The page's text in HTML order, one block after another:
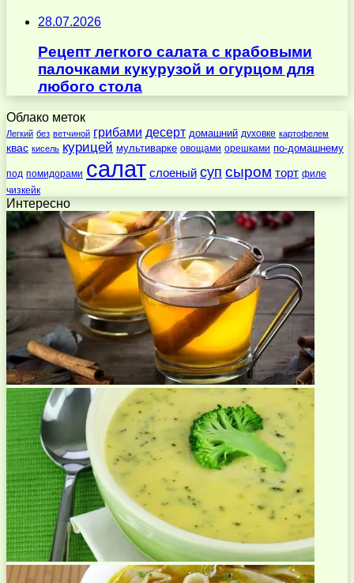
28.07.2026
Рецепт легкого салата с крабовыми
палочками кукурузой и огурцом для
любого стола
Облако меток
Легкий без ветчиной грибами десерт домашний духовке картофелем
квас кисель курицей мультиварке овощами орешками по-домашнему
под помидорами салат слоеный суп сыром торт филе
чизкейк
Интересно